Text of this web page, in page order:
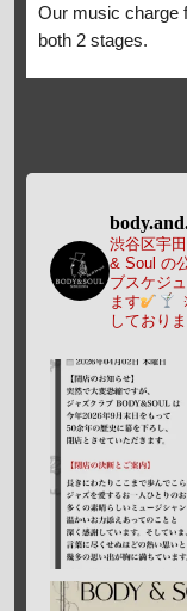
Our music charge
both 2 stages.
渋谷区宇
& Soul の
ブスケジ
ます
しており